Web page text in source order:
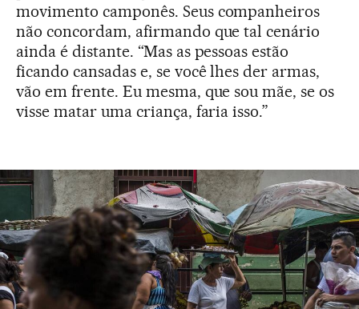
movimento camponês. Seus companheiros
não concordam, afirmando que tal cenário
ainda é distante. “Mas as pessoas estão
ficando cansadas e, se você lhes der armas,
vão em frente. Eu mesma, que sou mãe, se os
visse matar uma criança, faria isso.”